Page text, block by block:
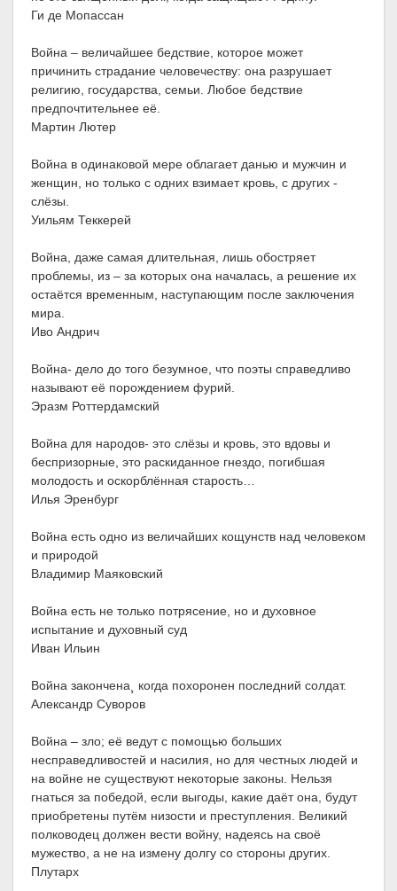
Ги де Мопассан
Война – величайшее бедствие, которое может
причинить страдание человечеству: она разрушает
религию, государства, семьи. Любое бедствие
предпочтительнее её.
Мартин Лютер
Война в одинаковой мере облагает данью и мужчин и
женщин, но только с одних взимает кровь, с других -
слёзы.
Уильям Теккерей
Война, даже самая длительная, лишь обостряет
проблемы, из – за которых она началась, а решение их
остаётся временным, наступающим после заключения
мира.
Иво Андрич
Война- дело до того безумное, что поэты справедливо
называют её порождением фурий.
Эразм Роттердамский
Война для народов- это слёзы и кровь, это вдовы и
беспризорные, это раскиданное гнездо, погибшая
молодость и оскорблённая старость…
Илья Эренбург
Война есть одно из величайших кощунств над человеком
и природой
Владимир Маяковский
Война есть не только потрясение, но и духовное
испытание и духовный суд
Иван Ильин
Война закончена¸ когда похоронен последний солдат.
Александр Суворов
Война – зло; её ведут с помощью больших
несправедливостей и насилия, но для честных людей и
на войне не существуют некоторые законы. Нельзя
гнаться за победой, если выгоды, какие даёт она, будут
приобретены путём низости и преступления. Великий
полководец должен вести войну, надеясь на своё
мужество, а не на измену долгу со стороны других.
Плутарх